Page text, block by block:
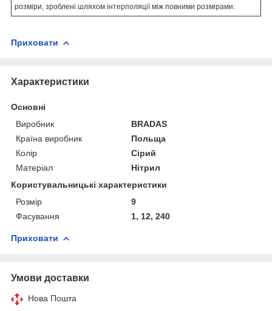
розміри, зроблені шляхом інтерполяції між повними розмірами.
Приховати
Характеристики
Основні
Виробник
BRADAS
Країна виробник
Польща
Колір
Сірий
Матеріал
Нітрил
Користувальницькі характеристики
Розмір
9
Фасування
1, 12, 240
Приховати
Умови доставки
Нова Пошта